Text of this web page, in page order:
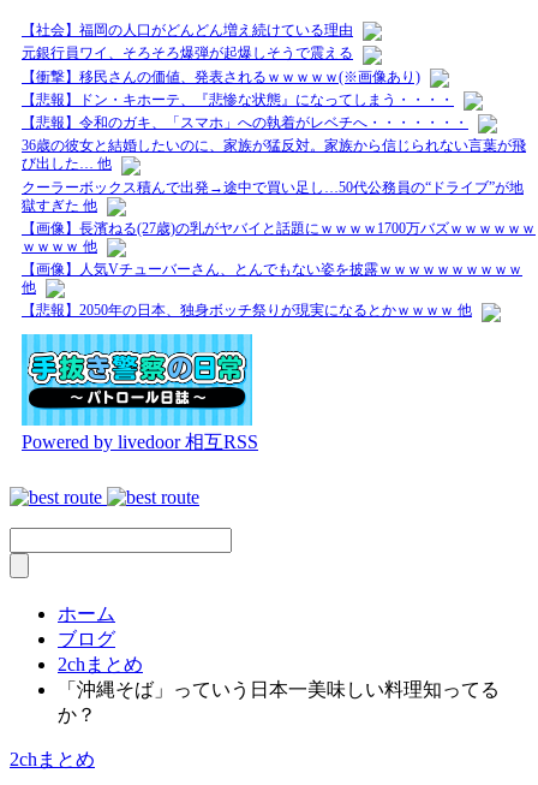
【社会】福岡の人口がどんどん増え続けている理由
元銀行員ワイ、そろそろ爆弾が起爆しそうで震える
【衝撃】移民さんの価値、発表されるｗｗｗｗｗ(※画像あり)
【悲報】ドン・キホーテ、『悲惨な状態』になってしまう・・・・
【悲報】令和のガキ、「スマホ」への執着がレベチへ・・・・・・・
36歳の彼女と結婚したいのに、家族が猛反対。家族から信じられない言葉が飛
び出した… 他
クーラーボックス積んで出発→途中で買い足し…50代公務員の“ドライブ”が地
獄すぎた 他
【画像】長濱ねる(27歳)の乳がヤバイと話題にｗｗｗｗ1700万バズｗｗｗｗｗｗ
ｗｗｗｗ 他
【画像】人気Vチューバーさん、とんでもない姿を披露ｗｗｗｗｗｗｗｗｗｗ
他
【悲報】2050年の日本、独身ボッチ祭りが現実になるとかｗｗｗｗ 他
Powered by livedoor 相互RSS
ホーム
ブログ
2chまとめ
「沖縄そば」っていう日本一美味しい料理知ってる
か？
2chまとめ